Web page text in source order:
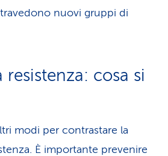
nuovi gruppi di
resistenza: cosa si
modi per contrastare la
È importante prevenire